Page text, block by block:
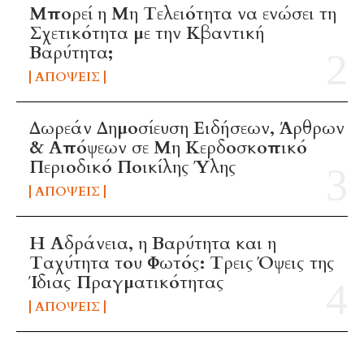
Μπορεί η Μη Τελειότητα να ενώσει τη
Σχετικότητα με την Κβαντική
Βαρύτητα;
ΑΠΌΨΕΙΣ
Δωρεάν Δημοσίευση Ειδήσεων, Άρθρων
& Απόψεων σε Μη Κερδοσκοπικό
Περιοδικό Ποικίλης Ύλης
ΑΠΌΨΕΙΣ
Η Αδράνεια, η Βαρύτητα και η
Ταχύτητα του Φωτός: Τρεις Όψεις της
Ίδιας Πραγματικότητας
ΑΠΌΨΕΙΣ